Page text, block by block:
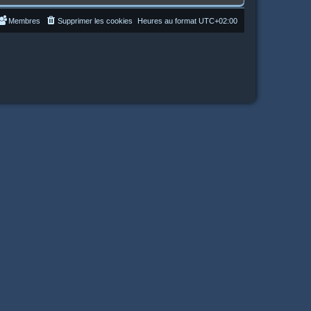
Heures au format UTC+02:00
Supprimer les cookies
Membres